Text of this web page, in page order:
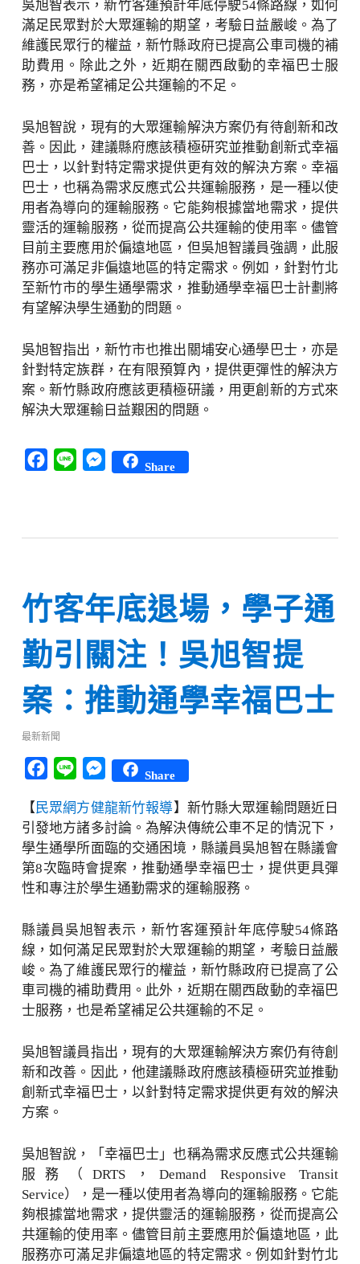
吳旭智表示，新竹客運預計年底停駛54條路線，如何
滿足民眾對於大眾運輸的期望，考驗日益嚴峻。為了
維護民眾行的權益，新竹縣政府已提高公車司機的補
助費用。除此之外，近期在關西啟動的幸福巴士服
務，亦是希望補足公共運輸的不足。
吳旭智說，現有的大眾運輸解決方案仍有待創新和改
善。因此，建議縣府應該積極研究並推動創新式幸福
巴士，以針對特定需求提供更有效的解決方案。幸福
巴士，也稱為需求反應式公共運輸服務，是一種以使
用者為導向的運輸服務。它能夠根據當地需求，提供
靈活的運輸服務，從而提高公共運輸的使用率。儘管
目前主要應用於偏遠地區，但吳旭智議員強調，此服
務亦可滿足非偏遠地區的特定需求。例如，針對竹北
至新竹市的學生通學需求，推動通學幸福巴士計劃將
有望解決學生通勤的問題。
吳旭智指出，新竹市也推出關埔安心通學巴士，亦是
針對特定族群，在有限預算內，提供更彈性的解決方
案。新竹縣政府應該更積極研議，用更創新的方式來
解決大眾運輸日益艱困的問題。
Facebook
Line Messenger
Share
竹客年底退場，學子通
勤引關注！吳旭智提
案：推動通學幸福巴士
最新新聞
Facebook
Line Messenger
Share
【 民眾網方健龍新竹報導】新竹縣大眾運輸問題近日
引發地方諸多討論。為解決傳統公車不足的情況下，
學生通學所面臨的交通困境，縣議員吳旭智在縣議會
第8次臨時會提案，推動通學幸福巴士，提供更具彈
性和專注於學生通勤需求的運輸服務。
縣議員吳旭智表示，新竹客運預計年底停駛54條路
線，如何滿足民眾對於大眾運輸的期望，考驗日益嚴
峻。為了維護民眾行的權益，新竹縣政府已提高了公
車司機的補助費用。此外，近期在關西啟動的幸福巴
士服務，也是希望補足公共運輸的不足。
吳旭智議員指出，現有的大眾運輸解決方案仍有待創
新和改善。因此，他建議縣政府應該積極研究並推動
創新式幸福巴士，以針對特定需求提供更有效的解決
方案。
吳旭智說，「幸福巴士」也稱為需求反應式公共運輸
服務（DRTS，Demand Responsive Transit
Service），是一種以使用者為導向的運輸服務。它能
夠根據當地需求，提供靈活的運輸服務，從而提高公
共運輸的使用率。儘管目前主要應用於偏遠地區，此
服務亦可滿足非偏遠地區的特定需求。例如針對竹北